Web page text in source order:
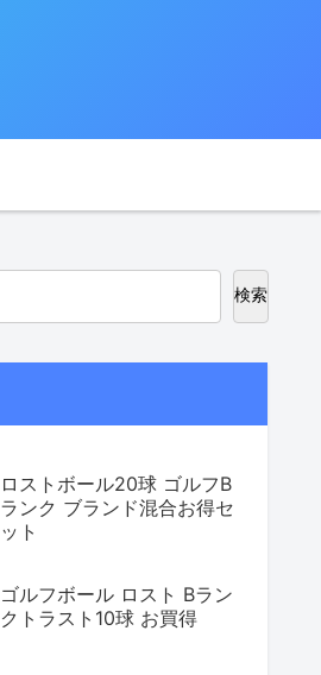
検索
ロストボール20球 ゴルフB
ランク ブランド混合お得セ
ット
ゴルフボール ロスト Bラン
クトラスト10球 お買得